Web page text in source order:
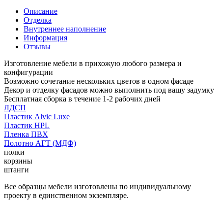
Описание
Отделка
Внутреннее наполнение
Информация
Отзывы
Изготовление мебели в прихожую любого размера и
конфигурации
Возможно сочетание нескольких цветов в одном фасаде
Декор и отделку фасадов можно выполнить под вашу задумку
Бесплатная сборка в течение 1-2 рабочих дней
ЛДСП
Пластик Alvic Luxe
Пластик HPL
Пленка ПВХ
Полотно АГТ (МДФ)
полки
корзины
штанги
Все образцы мебели изготовлены по индивидуальному
проекту в единственном экземпляре.